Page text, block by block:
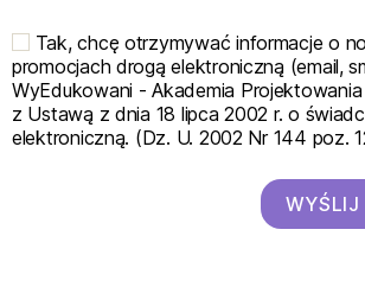
Tak, chcę otrzymywać informacje o
promocjach drogą elektroniczną (email,
WyEdukowani - Akademia
z Ustawą z dnia 18 lipca 2002 r. o
elektroniczną. (Dz. U. 2002 Nr 144 poz.
WYŚLIJ